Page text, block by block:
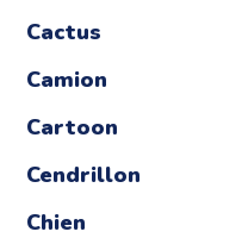
Cactus
Camion
Cartoon
Cendrillon
Chien